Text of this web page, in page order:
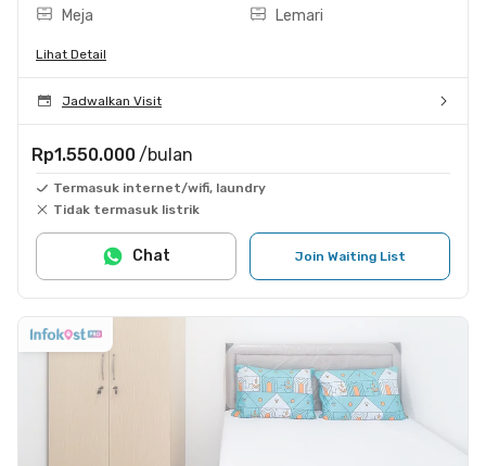
Meja
Lemari
Lihat Detail
Jadwalkan Visit
Rp1.550.000 /bulan
Termasuk internet/wifi, laundry
Tidak termasuk listrik
Join Waiting List
Chat